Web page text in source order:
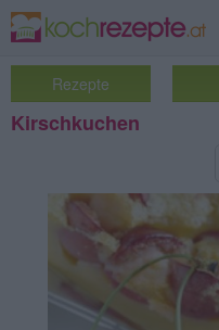
Rezepte
Kirschkuchen